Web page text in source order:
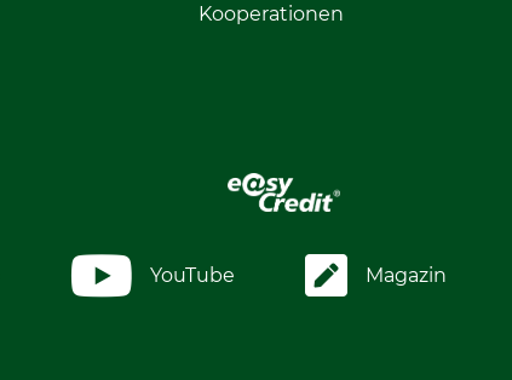
Kooperationen
YouTube Magazin